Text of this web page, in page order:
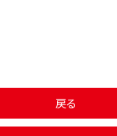
戻る